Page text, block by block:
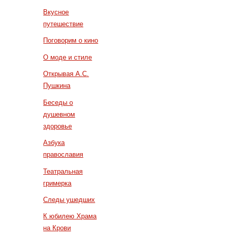
Вкусное
путешествие
Поговорим о кино
О моде и стиле
Открывая А.С.
Пушкина
Беседы о
душевном
здоровье
Азбука
православия
Театральная
гримерка
Следы ушедших
К юбилею Храма
на Крови